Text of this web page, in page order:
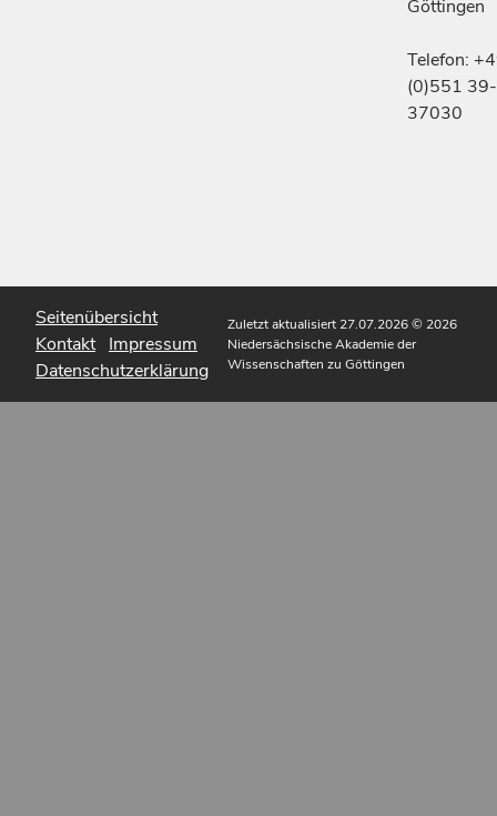
Göttingen
Telefon:
(0)551 39-
37030
Seitenübersicht
Kontakt Impressum
Datenschutzerklärung
Zuletzt aktualisiert 27.07.2026© 2026
Niedersächsische Akademie der
Wissenschaften zu Göttingen